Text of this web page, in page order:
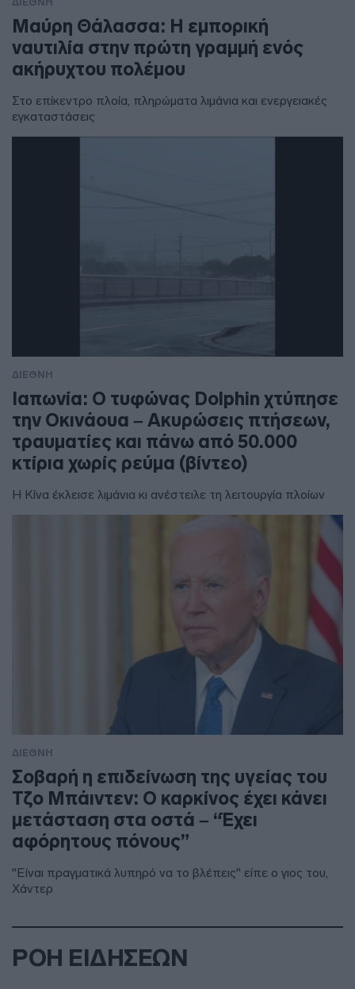
Μαύρη Θάλασσα: Η εμπορική
ναυτιλία στην πρώτη γραμμή ενός
ακήρυχτου πολέμου
Στο επίκεντρο πλοία, πληρώματα λιμάνια και ενεργειακές
εγκαταστάσεις
ΔΙΕΘΝΗ
Ιαπωνία: Ο τυφώνας Dolphin χτύπησε
την Οκινάουα – Ακυρώσεις πτήσεων,
τραυματίες και πάνω από 50.000
κτίρια χωρίς ρεύμα (βίντεο)
Η Κίνα έκλεισε λιμάνια κι ανέστειλε τη λειτουργία πλοίων
ΔΙΕΘΝΗ
Σοβαρή η επιδείνωση της υγείας του
Τζο Μπάιντεν: Ο καρκίνος έχει κάνει
μετάσταση στα οστά – “Έχει
αφόρητους πόνους”
"Είναι πραγματικά λυπηρό να το βλέπεις" είπε ο γιος του,
Χάντερ
ΡΟΗ ΕΙΔΗΣΕΩΝ